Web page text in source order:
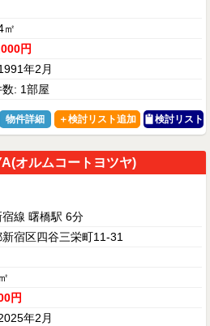
㎡
円
年2月
: 1部屋
物件詳細 検討リスト
オルムコートヨツヤ)
線 曙橋駅 6分
新宿区四谷三栄町11-31
円
年2月